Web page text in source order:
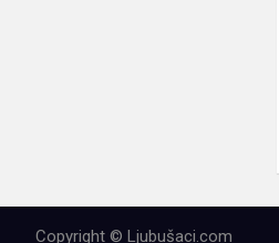
Copyright © Ljubušaci.com